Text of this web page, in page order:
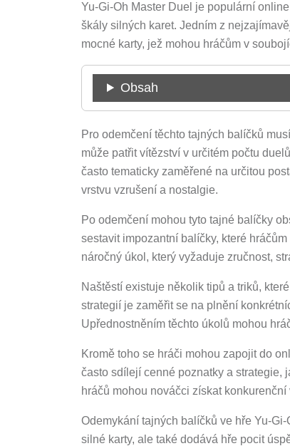
Yu-Gi-Oh Master Duel je populární
škály silných karet. Jedním z
mocné karty, jež mohou hráčům v
Obsah
Pro odemčení těchto tajných balíčků
může patřit vítězství v určitém počtu
často tematicky zaměřené na určitou
vrstvu vzrušení a nostalgie.
Po odemčení mohou tyto tajné balíčky
sestavit impozantní balíčky, které
náročný úkol, který vyžaduje zručnost,
Naštěstí existuje několik tipů a triků,
strategií je zaměřit se na plnění
Upřednostněním těchto úkolů mohou
Kromě toho se hráči mohou zapojit do
často sdílejí cenné poznatky a strategie,
hráčů mohou nováčci získat
Odemykání tajných balíčků ve hře Yu-
silné karty, ale také dodává hře pocit